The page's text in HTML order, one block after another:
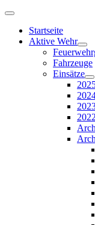
Startseite
Aktive Wehr
Fahrzeuge
Einsätze
2022